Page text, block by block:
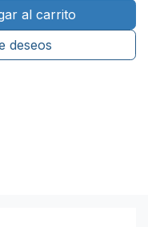
al carrito
deseos